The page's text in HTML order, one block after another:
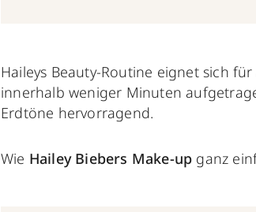
Haileys Beauty-Routine eignet sich
innerhalb weniger Minuten
Erdtöne hervorragend.
Wie Hailey Biebers Make-up ganz